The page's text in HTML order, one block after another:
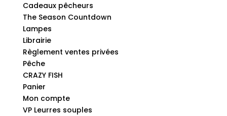
Cadeaux pêcheurs
The Season Countdown
Lampes
Librairie
Règlement ventes privées
Pêche
CRAZY FISH
Panier
Mon compte
VP Leurres souples